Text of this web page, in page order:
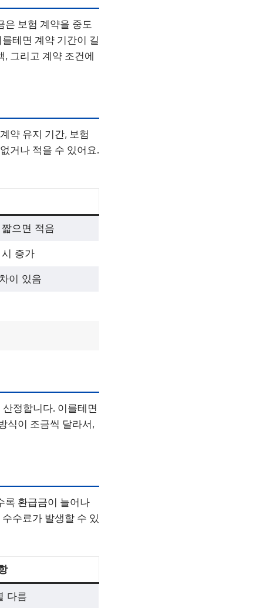
은 보험 계약을 중도
테면 계약 기간이 길
그리고 계약 조건에
약 유지 기간, 보험
거나 적을 수 있어요.
으면 적음
증가
이 있음
정합니다. 이를테면
식이 조금씩 달라서,
록 환급금이 늘어나
수료가 발생할 수 있
다름